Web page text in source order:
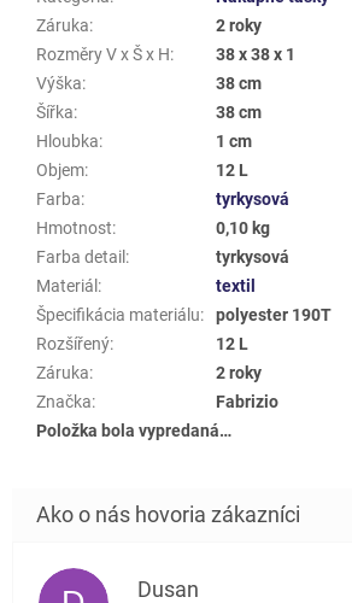
Záruka:
2 roky
Rozměry V x Š x H:
38 x 38 x 1
Výška:
38 cm
Šířka:
38 cm
Hloubka:
1 cm
Objem:
12 L
Farba:
tyrkysová
Hmotnost:
0,10 kg
Farba detail :
tyrkysová
Materiál :
textil
Špecifikácia materiálu:
polyester 190T
Rozšířený:
12 L
Záruka:
2 roky
Značka:
Fabrizio
Položka bola vypredaná…
Dusan